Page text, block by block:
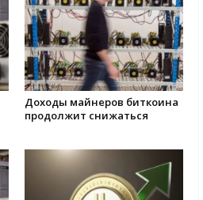
Доходы майнеров биткоина
продолжит снижаться